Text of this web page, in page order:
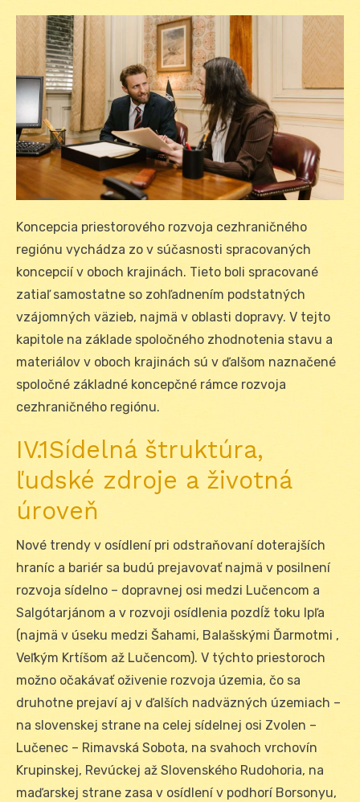
Koncepcia priestorového rozvoja cezhraničného
regiónu vychádza zo v súčasnosti spracovaných
koncepcií v oboch krajinách. Tieto boli spracované
zatiaľ samostatne so zohľadnením podstatných
vzájomných väzieb, najmä v oblasti dopravy. V tejto
kapitole na základe spoločného zhodnotenia stavu a
materiálov v oboch krajinách sú v ďalšom naznačené
spoločné základné koncepčné rámce rozvoja
cezhraničného regiónu.
IV.1Sídelná štruktúra,
ľudské zdroje a životná
úroveň
Nové trendy v osídlení pri odstraňovaní doterajších
hraníc a bariér sa budú prejavovať najmä v posilnení
rozvoja sídelno – dopravnej osi medzi Lučencom a
Salgótarjánom a v rozvoji osídlenia pozdĺž toku Ipľa
(najmä v úseku medzi Šahami, Balašskými Ďarmotmi ,
Veľkým Krtíšom až Lučencom). V týchto priestoroch
možno očakávať oživenie rozvoja územia, čo sa
druhotne prejaví aj v ďalších nadväzných územiach –
na slovenskej strane na celej sídelnej osi Zvolen –
Lučenec – Rimavská Sobota, na svahoch vrchovín
Krupinskej, Revúckej až Slovenského Rudohoria, na
maďarskej strane zasa v osídlení v podhorí Borsonyu,